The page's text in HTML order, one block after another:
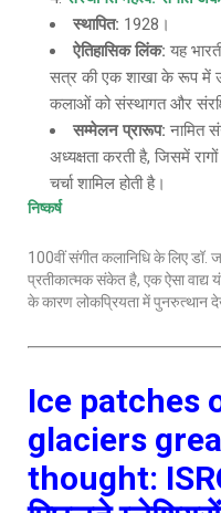
स्थापित: 1928।
ऐतिहासिक लिंक: यह
सत्र की एक शाखा के रूप में
कलाओं को संस्थागत और
सम्मेलन प्रारूप: नामित
अध्यक्षता करती है, जिसमें
चर्चा शामिल होती है।
निष्कर्ष
100वीं संगीत कलानिधि के लिए डॉ.
प्रतीकात्मक संकेत है, एक ऐसा
के कारण लोकप्रियता में पुनरुत्थान
Ice patches
glaciers
thought: